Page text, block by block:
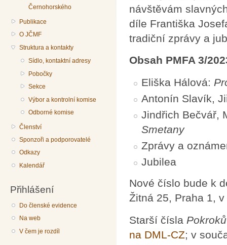
Černohorského
Publikace
O JČMF
Struktura a kontakty
Sídlo, kontaktní adresy
Pobočky
Sekce
Výbor a kontrolní komise
Odborné komise
Členství
Sponzoři a podporovatelé
Odkazy
Kalendář
Přihlášení
Do členské evidence
Na web
V čem je rozdíl
návštěvám
díle Františka
tradiční zprávy a
Obsah PMFA 3/
Eliška Hálová:
Antonín Slavík,
Jindřich Bečvář,
Smetany
Zprávy a
Jubilea
Nové číslo bude k
Žitná 25, Praha 1,
Starší čísla
na DML-CZ; v